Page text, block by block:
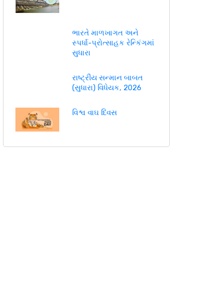
ભારતે માળખાગત અને
સ્પર્ધા-પ્રોત્સાહક રેન્કિંગમાં
સુધારા
રાષ્ટ્રીય સન્માન બાબત
(સુધારા) વિધેયક, 2026
વિશ્વ વાઘ દિવસ